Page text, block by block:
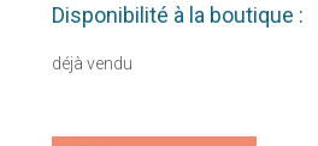
Disponibilité à la boutique :
déjà vendu